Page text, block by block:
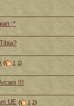
;*
( 1 2)
!!!
UE ( 1 2)